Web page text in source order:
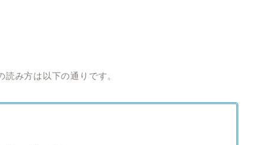
み方は以下の通りです。